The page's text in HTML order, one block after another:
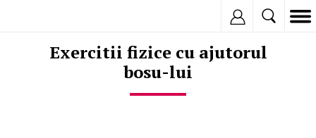
Exercitii fizice cu ajutorul
bosu-lui